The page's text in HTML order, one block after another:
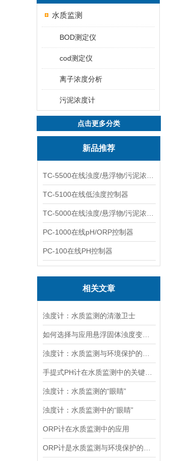
水质监测
BOD测定仪
cod测定仪
离子浓度分析
污泥浓度计
点击更多分类
新品推荐
TC-5100在线低浊度控制器
PC-1000在线pH/ORP控制器
PC-100在线PH控制器
相关文章
浊度计：水质监测的清澈卫士
浊度计：水质监测的“眼睛”
浊度计：水质监测中的“眼睛”
ORP计在水质监测中的应用